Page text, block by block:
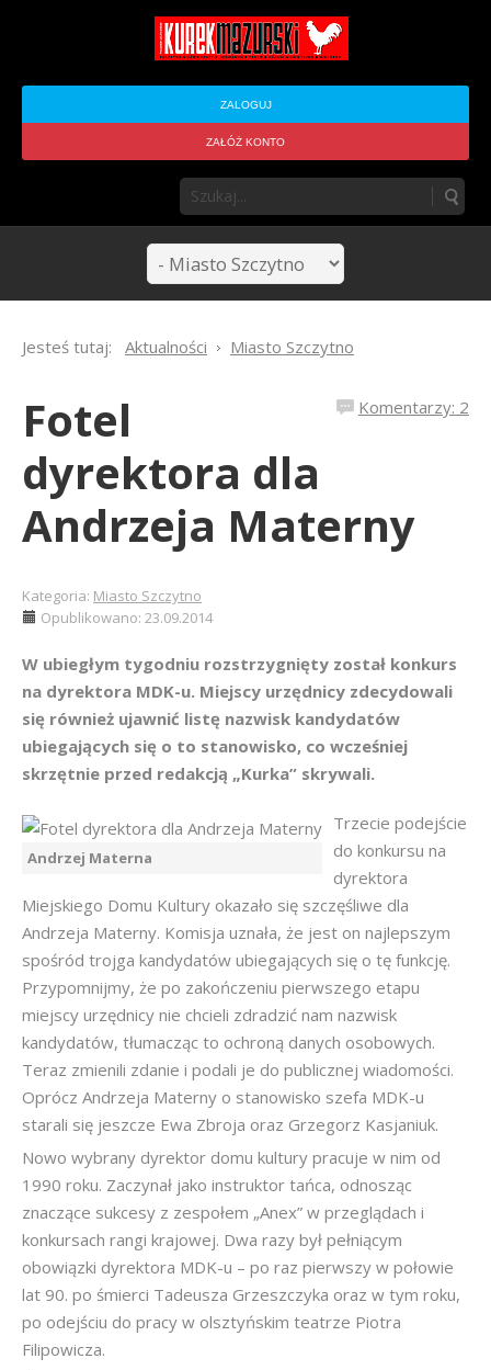
ZALOGUJ
ZAŁÓŻ KONTO
Jesteś tutaj: Aktualności Miasto Szczytno
Komentarzy: 2
Fotel
dyrektora dla
Andrzeja Materny
Kategoria: Miasto Szczytno
Opublikowano: 23.09.2014
W ubiegłym tygodniu rozstrzygnięty został konkurs
na dyrektora MDK-u. Miejscy urzędnicy zdecydowali
się również ujawnić listę nazwisk kandydatów
ubiegających się o to stanowisko, co wcześniej
skrzętnie przed redakcją „Kurka” skrywali.
Andrzej Materna
Trzecie podejście
do konkursu na
dyrektora
Miejskiego Domu Kultury okazało się szczęśliwe dla
Andrzeja Materny. Komisja uznała, że jest on najlepszym
spośród trojga kandydatów ubiegających się o tę funkcję.
Przypomnijmy, że po zakończeniu pierwszego etapu
miejscy urzędnicy nie chcieli zdradzić nam nazwisk
kandydatów, tłumacząc to ochroną danych osobowych.
Teraz zmienili zdanie i podali je do publicznej wiadomości.
Oprócz Andrzeja Materny o stanowisko szefa MDK-u
starali się jeszcze Ewa Zbroja oraz Grzegorz Kasjaniuk.
Nowo wybrany dyrektor domu kultury pracuje w nim od
1990 roku. Zaczynał jako instruktor tańca, odnosząc
znaczące sukcesy z zespołem „Anex” w przeglądach i
konkursach rangi krajowej. Dwa razy był pełniącym
obowiązki dyrektora MDK-u – po raz pierwszy w połowie
lat 90. po śmierci Tadeusza Grzeszczyka oraz w tym roku,
po odejściu do pracy w olsztyńskim teatrze Piotra
Filipowicza.